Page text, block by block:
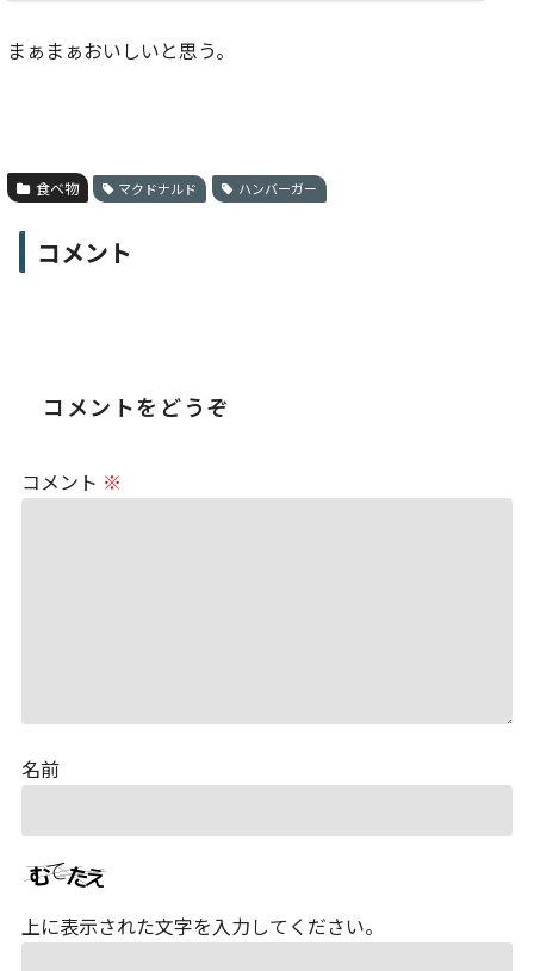
まぁまぁおいしいと思う。
食べ物 マクドナルド ハンバーガー
コメント
コメントをどうぞ
コメント ※
名前
上に表示された文字を入力してください。